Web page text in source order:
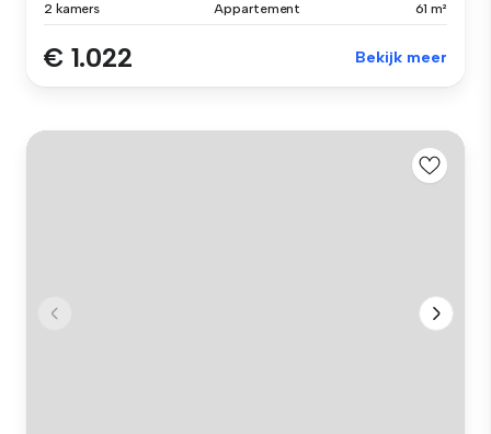
2 kamers Appartement 61 m²
€ 1.022 Bekijk meer